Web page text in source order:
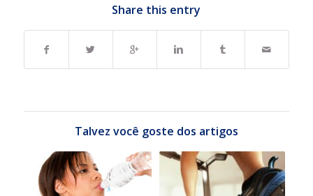
Share this entry
Talvez você goste dos artigos